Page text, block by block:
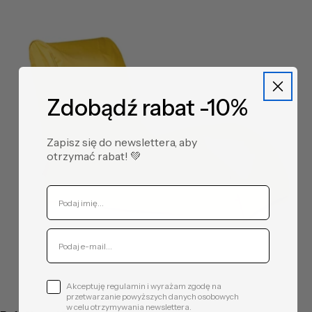
Zdobądź rabat -10%
Zapisz się do newslettera, aby
otrzymać rabat! ​💚
Akceptuję regulamin i wyrażam zgodę na
przetwarzanie powyższych danych osobowych
w celu otrzymywania newslettera.